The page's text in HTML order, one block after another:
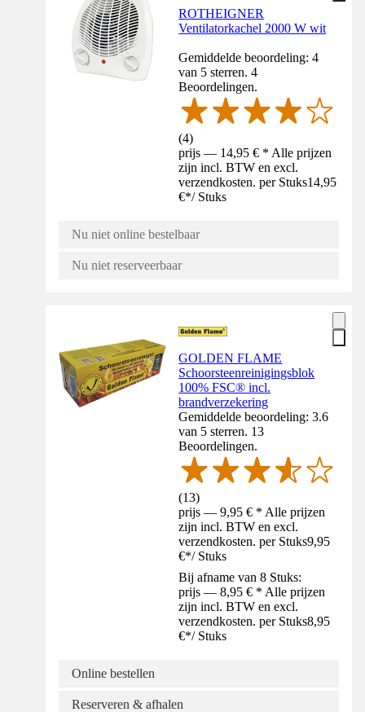
ROTHEIGNER
Ventilatorkachel 2000 W wit
Gemiddelde beoordeling: 4
van 5 sterren. 4
Beoordelingen.
(4)
prijs — 14,95 € * Alle prijzen
zijn incl. BTW en excl.
verzendkosten. per Stuks14,95
€*/ Stuks
Nu niet online bestelbaar
Nu niet reserveerbaar
GOLDEN FLAME
Schoorsteenreinigingsblok
100% FSC® incl.
brandverzekering
Gemiddelde beoordeling: 3.6
van 5 sterren. 13
Beoordelingen.
(13)
prijs — 9,95 € * Alle prijzen
zijn incl. BTW en excl.
verzendkosten. per Stuks9,95
€*/ Stuks
Bij afname van 8 Stuks:
prijs — 8,95 € * Alle prijzen
zijn incl. BTW en excl.
verzendkosten. per Stuks8,95
€*/ Stuks
Online bestellen
Reserveren & afhalen